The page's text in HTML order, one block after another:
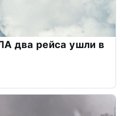
два рейса ушли в